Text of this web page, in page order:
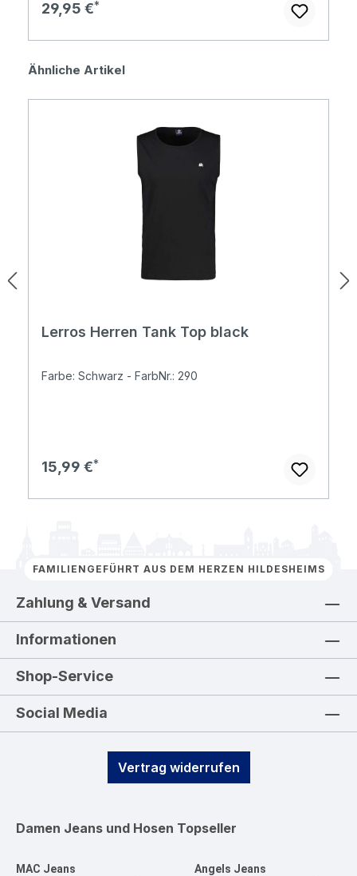
Regulärer Preis:
29,95 €
Produktgalerie überspringen
Ähnliche Artikel
Lerros Herren Tank Top black
Farbe: Schwarz - FarbNr.: 290
Regulärer Preis:
15,99 €
FAMILIENGEFÜHRT AUS DEM HERZEN HILDESHEIMS
Zahlung & Versand
Informationen
Shop-Service
Social Media
Vertrag widerrufen
Damen Jeans und Hosen Topseller
MAC Jeans Angels Jeans